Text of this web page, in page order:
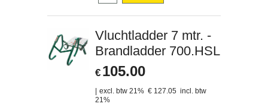
Vluchtladder 7 mtr. -
Brandladder 700.HSL
€ 105.00
excl. btw 21% € 127.05 incl. btw
21%